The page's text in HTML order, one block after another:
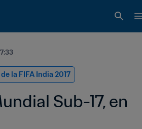
la FIFA India 2017
Sub-17, en